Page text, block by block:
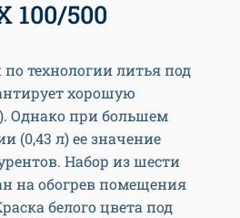
100/500
технологии литья под
хорошую
Однако при большем
(0,43 л) ее значение
Набор из шести
на обогрев помещения
белого цвета под